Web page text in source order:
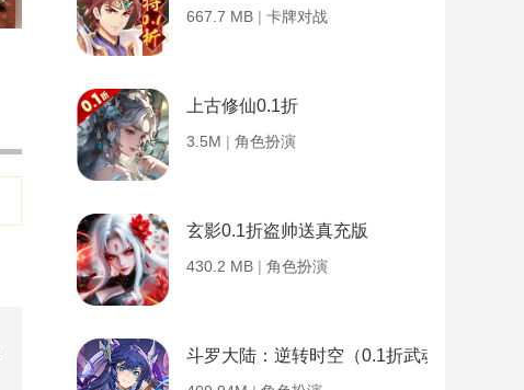
667.7 MB | 卡牌对战
上古修仙0.1折
3.5M | 角色扮演
玄影0.1折盗帅送真充版
430.2 MB | 角色扮演
斗罗大陆：逆转时空（0.1折武魂觉醒）